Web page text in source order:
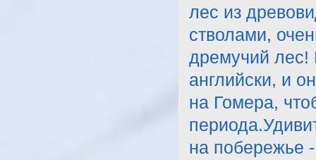
лес из
стволами,
дремучий лес!
английски, и
на Гомера,
на побережье